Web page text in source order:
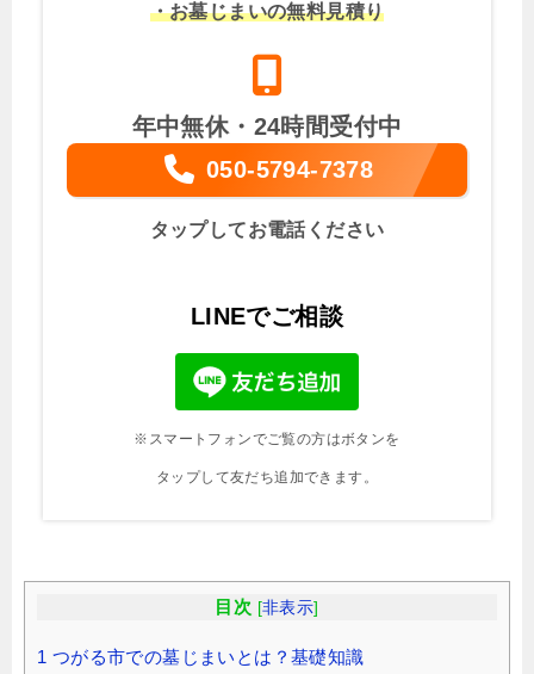
・お墓じまいの無料見積り
年中無休・24時間受付中
050-5794-7378
タップしてお電話ください
LINEでご相談
※スマートフォンでご覧の方はボタンを
タップして友だち追加できます。
目次 [非表示]
1 つがる市での墓じまいとは？基礎知識